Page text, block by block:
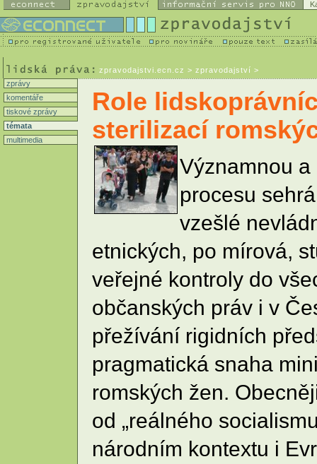
zpravodajstvi.ecn.cz > zpravodajství >
zprávy
komentáře
tiskové zprávy
témata
multimedia
Role
sterilizací
Významnou
procesu
vzešlé
etnických, po mírová,
veřejné kontroly do
občanských práv i v
přežívání rigidních
pragmatická snaha
romských žen.
od „reálného
národním kontextu i